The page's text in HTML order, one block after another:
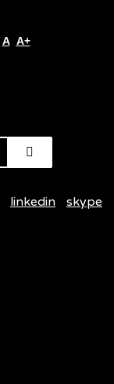
A A+
linkedin skype